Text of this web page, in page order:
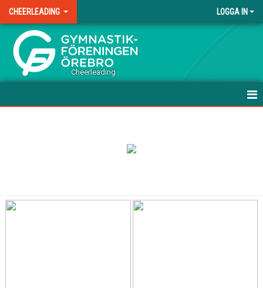
CHEERLEADING LOGGA IN
.
Cheerleading